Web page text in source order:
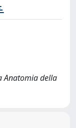
Anatomia della